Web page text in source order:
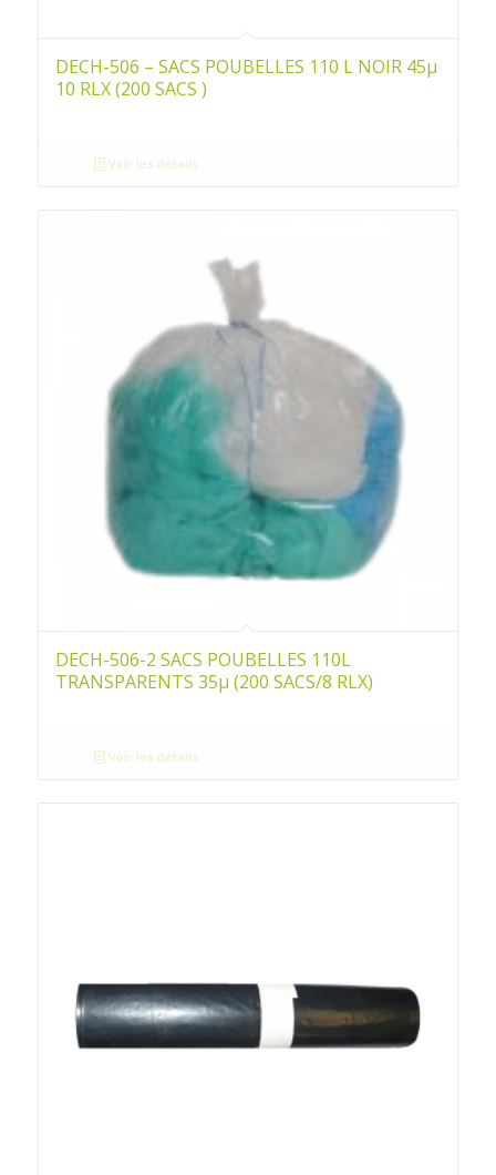
DECH-506 – SACS POUBELLES 110 L NOIR 45µ
10 RLX (200 SACS )
Voir les détails
DECH-506-2 SACS POUBELLES 110L
TRANSPARENTS 35µ (200 SACS/8 RLX)
Voir les détails